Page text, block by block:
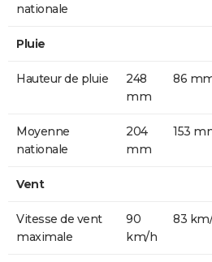
nationale
Pluie
Hauteur de pluie
248
mm
86
Moyenne
nationale
204
mm
153
Vent
Vitesse de vent
maximale
90
km/h
83